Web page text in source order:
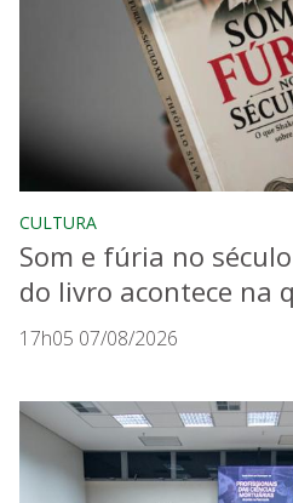
CULTURA
Som e fúria no
do livro acontece na
17h05 07/08/2026